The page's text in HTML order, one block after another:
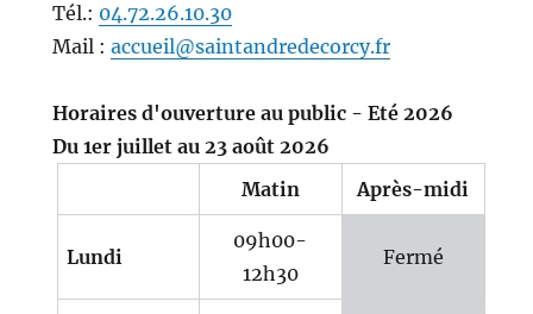
Tél.: 04.72.26.10.30
Mail : accueil@saintandredecorcy.fr
Horaires d'ouverture au public - Eté 2026
Du 1er juillet au 23 août 2026
Matin
Après-midi
Lundi
09h00-
12h30
Fermé